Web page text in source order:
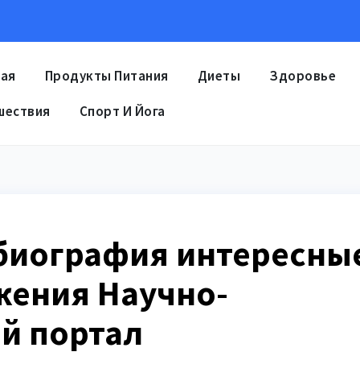
Продукты Питания Диеты Здоровье
Спорт И Йога
Научно-
портал